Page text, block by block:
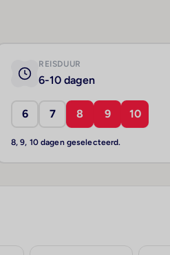
REISDUUR
6-10 dagen
6 7 8 9 10
8, 9, 10 dagen geselecteerd.